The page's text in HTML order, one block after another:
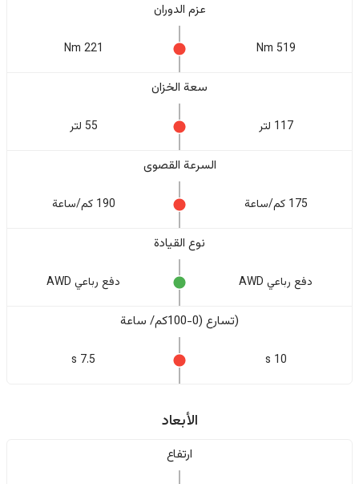
عزم الدوران
519 Nm
221 Nm
سعة الخزان
117 لتر 55 لتر
السرعة القصوى
175 كم/ساعة 190 كم/ساعة
نوع القيادة
دفع رباعي AWD دفع رباعي AWD
(تسارع (0-100كم/ ساعة
10 s
7.5 s
الأبعاد
ارتفاع